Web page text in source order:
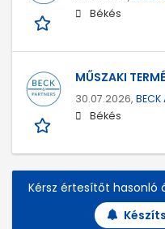
Békés
MŰSZAKI
30.07.2026, BECK
Békés
Kérsz értesítőt hasonló